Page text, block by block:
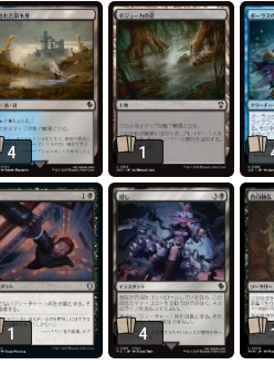
4 1
1 4 1